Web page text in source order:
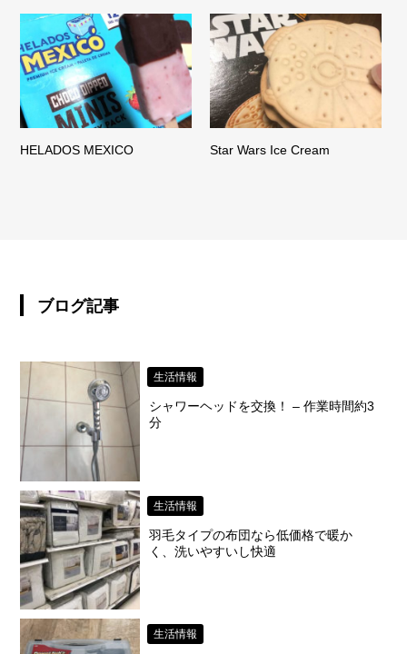
HELADOS MEXICO Star Wars Ice Cream
ブログ記事
生活情報
シャワーヘッドを交換！ – 作業時間約3
分
生活情報
羽毛タイプの布団なら低価格で暖か
く、洗いやすいし快適
生活情報